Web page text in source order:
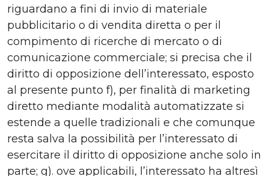
riguardano a fini di invio di materiale
pubblicitario o di vendita diretta o per il
compimento di ricerche di mercato o di
comunicazione commerciale; si precisa che il
diritto di opposizione dell’interessato, esposto
al presente punto f), per finalità di marketing
diretto mediante modalità automatizzate si
estende a quelle tradizionali e che comunque
resta salva la possibilità per l’interessato di
esercitare il diritto di opposizione anche solo in
parte; g). ove applicabili, l’interessato ha altresì